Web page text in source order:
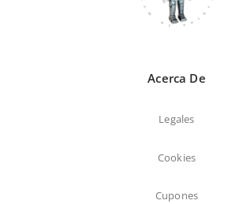
Acerca De
Legales
Cookies
Cupones